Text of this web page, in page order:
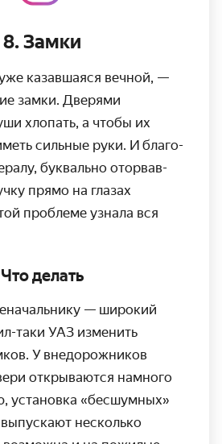
8. Замки
казавшаяся вечной, —
замки. Дверями
хлопать, а чтобы их
сильные руки. И благо­
буквально оторвав­
прямо на глазах
проблеме узнала вся
Что делать
— широкий
таки УАЗ изменить
У вне­дорожников
открываются намного
установка «бесшумных»
несколько